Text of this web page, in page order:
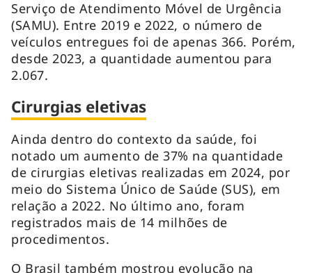
Serviço de Atendimento Móvel de Urgência
(SAMU). Entre 2019 e 2022, o número de
veículos entregues foi de apenas 366. Porém,
desde 2023, a quantidade aumentou para
2.067.
Cirurgias eletivas
Ainda dentro do contexto da saúde, foi
notado um aumento de 37% na quantidade
de cirurgias eletivas realizadas em 2024, por
meio do Sistema Único de Saúde (SUS), em
relação a 2022. No último ano, foram
registrados mais de 14 milhões de
procedimentos.
O Brasil também mostrou evolução na